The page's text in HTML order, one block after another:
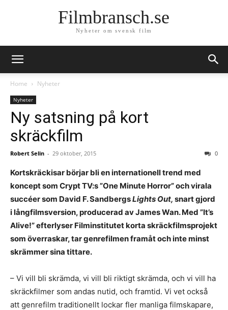
Filmbransch.se
Nyheter om svensk film
Home Nyheter
Nyheter
Ny satsning på kort
skräckfilm
Robert Selin - 29 oktober, 2015 0
Kortskräckisar börjar bli en internationell trend med
koncept som Crypt TV:s ”One Minute Horror” och virala
succéer som David F. SandbergsLights Out, snart gjord
i långfilmsversion, producerad av James Wan. Med ”It’s
Alive!” efterlyser Filminstitutet korta skräckfilmsprojekt
som överraskar, tar genrefilmen framåt och inte minst
skrämmer sina tittare.
– Vi vill bli skrämda, vi vill bli riktigt skrämda, och vi vill ha
skräckfilmer som andas nutid, och framtid. Vi vet också
att genrefilm traditionellt lockar fler manliga filmskapare,